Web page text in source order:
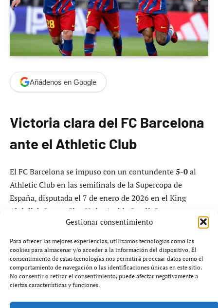
Gestionar consentimiento
Para ofrecer las mejores experiencias, utilizamos tecnologías como las
cookies para almacenar y/o acceder a la información del dispositivo. El
consentimiento de estas tecnologías nos permitirá procesar datos como el
comportamiento de navegación o las identificaciones únicas en este sitio.
No consentir o retirar el consentimiento, puede afectar negativamente a
ciertas características y funciones.
Añádenos en Google
Victoria clara del FC Barcelona
ante el Athletic Club
El FC Barcelona se impuso con un contundente5-0al
Athletic Club en las semifinals de la Supercopa de
España, disputada el 7 de enero de 2026 en el King
Abdullah Sports City, Yeda, Arabia Saudí. Con esta
victoria, el equipo azulgrana se clasifica para la final del
torneo.
El encuentro comenzó de manera equilibrada, con el
Athletic creando algunas ocasiones, pero rápidamente el
Barcelona tomó el control del partido. El primer gol llegó
a los22 minutos, cuandoFerran Torresaprovecho un